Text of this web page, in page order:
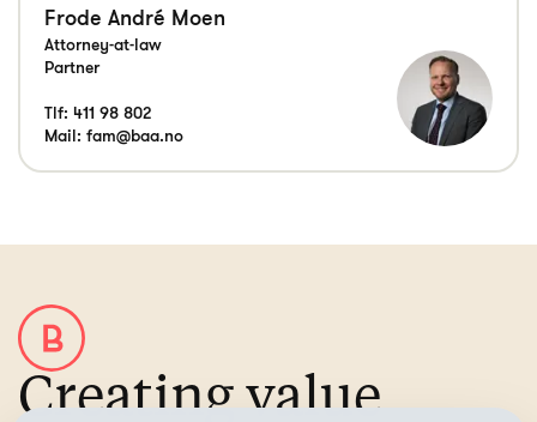
Frode André Moen
Attorney-at-law
Partner
Tlf: 411 98 802
Mail: fam@baa.no
Creating value